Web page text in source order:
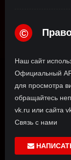
©
Наш сайт
Официальный
для просмотра
обращайтесь
vk.ru или сайта
Связь с нами